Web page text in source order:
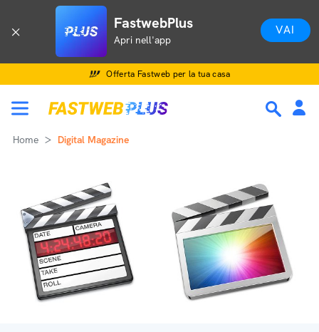
FastwebPlus
Apri nell'app
VAI
Offerta Fastweb per la tua casa
Home Digital Magazine